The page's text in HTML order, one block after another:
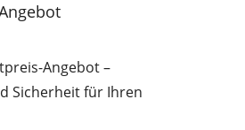
Angebot –
Sicherheit für Ihren